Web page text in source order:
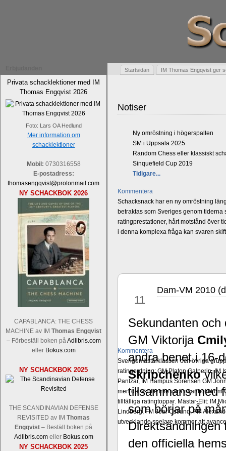
Privata schacklektioner med IM
Thomas Engqvist 2026
Foto: Lars OA Hedlund
Mer information om
schacklektioner
Mobil: 0730316558
E-postadress:
thomasengqvist@protonmail.com
NY SCHACKBOK 2026
CAPABLANCA: THE CHESS
MACHINE av IM Thomas Engqvist
– Förbeställ boken påAdlibris.com
eller Bokus.com
NY SCHACKBOK 2025
THE SCANDINAVIAN DEFENSE
REVISITED av IM Thomas
Engqvist – Beställ boken på
Adlibris.comeller Bokus.com
NY SCHACKBOK 2025
Startsidan IM Thomas Engqvist ger
Notiser
Ny omröstning i högerspalten
SM i Uppsala 2025
Random Chess eller klassiskt
Sinquefield Cup 2019
Tidigare...
Kommentera
Schacksnack har en ny omröstning
betraktas som Sveriges genom
ratingprestationer, hårt motstånd över
i denna komplexa fråga kan svaren
Kommentera
Sverigemästarklassen och övriga
ratingordning: GM Platon Galperin, IM
Pantzar, IM Hampus Sörensen GM
men det skulle inte vara osannolikt om
tillfälliga ratingtoppar. Mästar-Elit: IM
Lindberg, FM Joar Östlund, FM
utvecklande spelare kommer att
11
Dam-VM 2010
Sekundanten
GM Viktorija
andra benet i 16-
Skripchenko
tillsammans med
som börjar på
Direktsändningen
den officiella